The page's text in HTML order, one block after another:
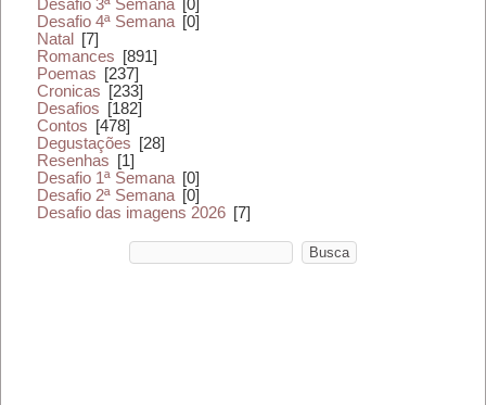
Desafio 3ª Semana [0]
Desafio 4ª Semana [0]
Natal
[7]
Romances
[891]
Poemas
[237]
Cronicas
[233]
Desafios
[182]
Contos
[478]
Degustações
[28]
Resenhas
[1]
Desafio 1ª Semana [0]
Desafio 2ª Semana [0]
Desafio das imagens 2026 [7]